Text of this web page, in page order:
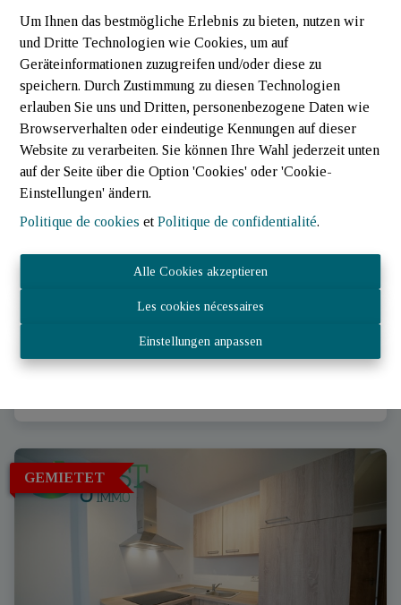
Um Ihnen das bestmögliche Erlebnis zu bieten, nutzen wir
und Dritte Technologien wie Cookies, um auf
Geräteinformationen zuzugreifen und/oder diese zu
speichern. Durch Zustimmung zu diesen Technologien
erlauben Sie uns und Dritten, personenbezogene Daten wie
Browserverhalten oder eindeutige Kennungen auf dieser
Website zu verarbeiten. Sie können Ihre Wahl jederzeit unten
auf der Seite über die Option 'Cookies' oder 'Cookie-
Einstellungen' ändern.
Politique de cookies etPolitique de confidentialité.
Alle Cookies akzeptieren
Les cookies nécessaires
Einstellungen anpassen
9707 Clervaux (Luxembourg) Ref 2212
GEMIETET